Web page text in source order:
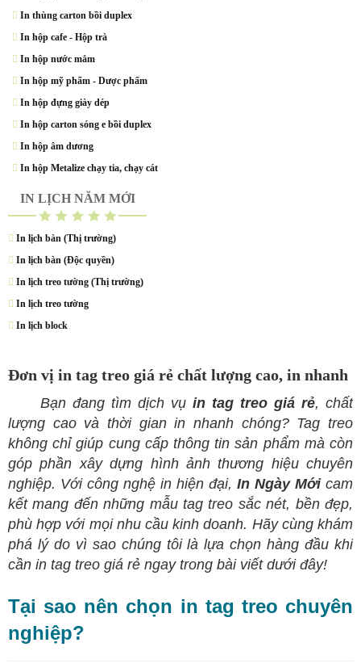
In thùng carton bồi duplex
In hộp cafe - Hộp trà
In hộp nước mắm
In hộp mỹ phẩm - Dược phẩm
In hộp đựng giày dép
In hộp carton sóng e bồi duplex
In hộp âm dương
In hộp Metalize chạy tia, chạy cát
IN LỊCH NĂM MỚI
In lịch bàn (Thị trường)
In lịch bàn (Độc quyền)
In lịch treo tường (Thị trường)
In lịch treo tường
In lịch block
Đơn vị in tag treo giá rẻ chất lượng cao, in nhanh
Bạn đang tìm dịch vụ in tag treo giá rẻ, chất
lượng cao và thời gianin nhanh chóng? Tag treo
không chỉ giúp cung cấp thông tin sản phẩm mà còn
góp phần xây dựng hình ảnh thương hiệu chuyên
nghiệp. Với công nghệ in hiện đại, In Ngày Mớicam
kết mang đến những mẫu tag treo sắc nét, bền đẹp,
phù hợp với mọi nhu cầu kinh doanh. Hãy cùng khám
phá lý do vì sao chúng tôi là lựa chọn hàng đầu khi
cần in tag treo giá rẻ ngay trong bài viết dưới đây!​
Tại sao nên chọn in tag treo chuyên
nghiệp?